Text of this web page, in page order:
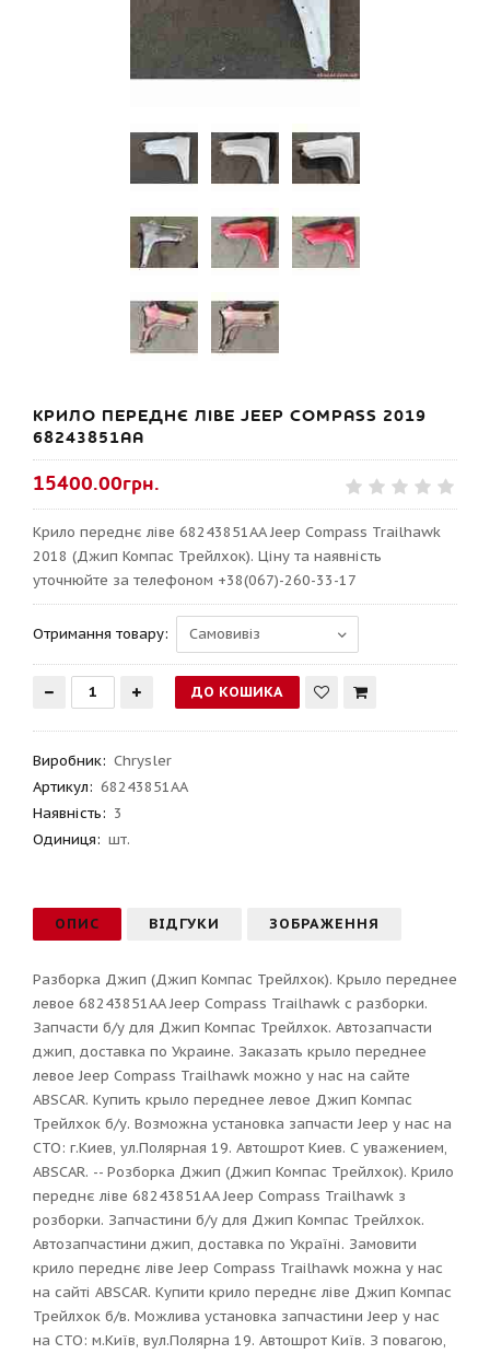
КРИЛО ПЕРЕДНЄ ЛІВЕ JEEP COMPASS 2019
68243851AA
15400.00грн.
Крило переднє ліве 68243851AA Jeep Compass Trailhawk
2018 (Джип Компас Трейлхок). Ціну та наявність
уточнюйте за телефоном +38(067)-260-33-17
Отримання товару:
Виробник: Chrysler
Артикул: 68243851AA
Наявність: 3
Одиниця: шт.
ОПИС ВІДГУКИ ЗОБРАЖЕННЯ
Разборка Джип (Джип Компас Трейлхок). Крыло переднее
левое 68243851AA Jeep Compass Trailhawk с разборки.
Запчасти б/у для Джип Компас Трейлхок. Автозапчасти
джип, доставка по Украине. Заказать крыло переднее
левое Jeep Compass Trailhawk можно у нас на сайте
ABSCAR. Купить крыло переднее левое Джип Компас
Трейлхок б/у. Возможна установка запчасти Jeep у нас на
СТО: г.Киев, ул.Полярная 19. Автошрот Киев. С уважением,
ABSCAR. -- Розборка Джип (Джип Компас Трейлхок). Крило
переднє ліве 68243851AA Jeep Compass Trailhawk з
розборки. Запчастини б/у для Джип Компас Трейлхок.
Автозапчастини джип, доставка по Україні. Замовити
крило переднє ліве Jeep Compass Trailhawk можна у нас
на сайті ABSCAR. Купити крило переднє ліве Джип Компас
Трейлхок б/в. Можлива установка запчастини Jeep у нас
на СТО: м.Київ, вул.Полярна 19. Автошрот Київ. З повагою,